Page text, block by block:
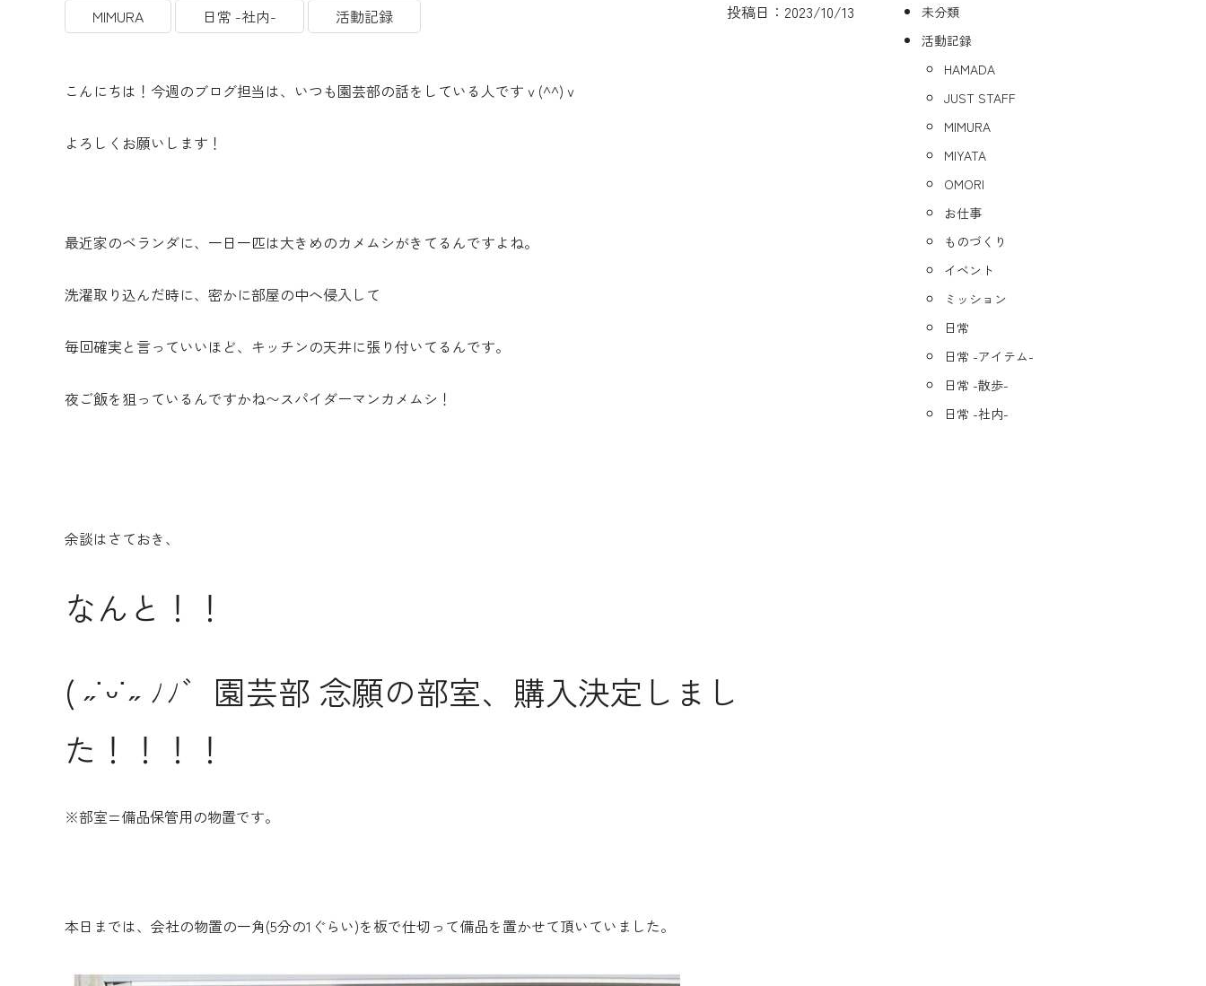
MIMURA 日常 -社内- 活動記録 投稿日：2023/10/13
こんにちは！今週のブログ担当は、いつも園芸部の話をしている人ですｖ(^^)ｖ
よろしくお願いします！
最近家のベランダに、一日一匹は大きめのカメムシがきてるんですよね。
洗濯取り込んだ時に、密かに部屋の中へ侵入して
毎回確実と言っていいほど、キッチンの天井に張り付いてるんです。
夜ご飯を狙っているんですかね〜スパイダーマンカメムシ！
余談はさておき、
なんと！！
( ˶˙ᵕ˙˶ ﾉﾉ゛園芸部 念願の部室、購入決定しまし
た！！！！
※部室=備品保管用の物置です。
本日までは、会社の物置の一角(5分の1ぐらい)を板で仕切って備品を置かせて頂いていました。
未分類
活動記録
HAMADA
JUST STAFF
MIMURA
MIYATA
OMORI
お仕事
ものづくり
イベント
ミッション
日常
日常 -アイテム-
日常 -散歩-
日常 -社内-